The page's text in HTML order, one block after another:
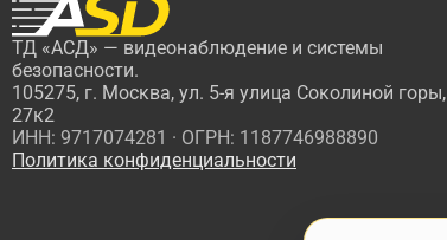
ТД «АСД» — видеонаблюдение и системы
безопасности.
105275, г. Москва, ул. 5-я улица Соколиной горы,
27к2
ИНН: 9717074281 · ОГРН: 1187746988890
Политика конфиденциальности